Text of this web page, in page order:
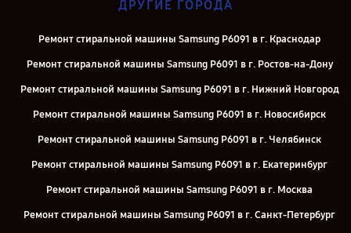
ДРУГИЕ ГОРОДА
Ремонт стиральной машины Samsung P6091 в г. Краснодар
Ремонт стиральной машины Samsung P6091 в г. Ростов-на-Дону
Ремонт стиральной машины Samsung P6091 в г. Нижний Новгород
Ремонт стиральной машины Samsung P6091 в г. Новосибирск
Ремонт стиральной машины Samsung P6091 в г. Челябинск
Ремонт стиральной машины Samsung P6091 в г. Екатеринбург
Ремонт стиральной машины Samsung P6091 в г. Москва
Ремонт стиральной машины Samsung P6091 в г. Санкт-Петербург